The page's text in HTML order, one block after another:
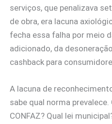
serviços, que penalizava
de obra, era lacuna
fecha essa falha por meio
adicionado, da
cashback para
A lacuna de
sabe qual norma
CONFAZ? Qual lei